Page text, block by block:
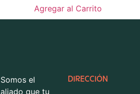
Agregar al Carrito
Somos el
aliado que tu
DIRECCIÓN